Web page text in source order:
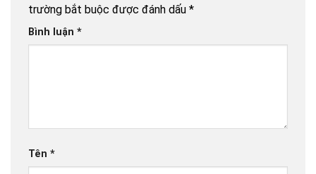
trường bắt buộc được đánh dấu *
Bình luận *
Tên *